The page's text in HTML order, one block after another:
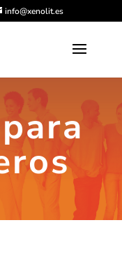
info@xenolit.es